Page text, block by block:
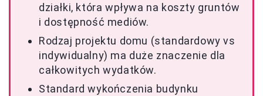
działki, która wpływa na koszty gruntów
i dostępność mediów.
Rodzaj projektu domu (standardowy vs
indywidualny) ma duże znaczenie dla
całkowitych wydatków.
Standard wykończenia budynku